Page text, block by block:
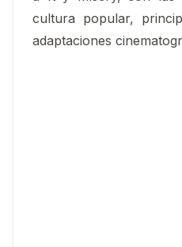
cultura popular,
adaptaciones